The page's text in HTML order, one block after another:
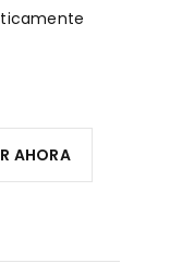
AHORA